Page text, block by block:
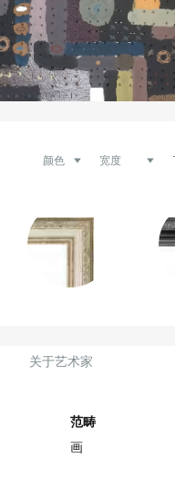
关于艺术家
范畴
画